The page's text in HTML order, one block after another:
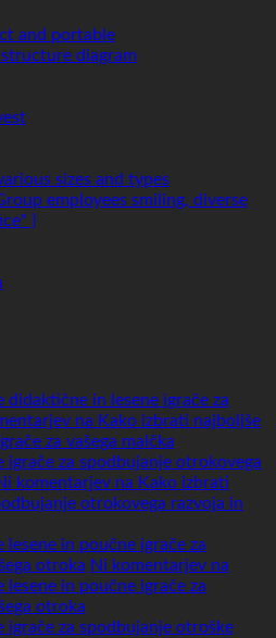
didaktične in lesene igrače za
na Kako izbrati najboljše
za vašega malčka
igrače za spodbujanje otrokovega
komentarjev na Kako izbrati
otrokovega razvoja in
lesene in poučne igrače za
otroka Ni komentarjev na
lesene in poučne igrače za
otroka
igrače za spodbujanje otroške